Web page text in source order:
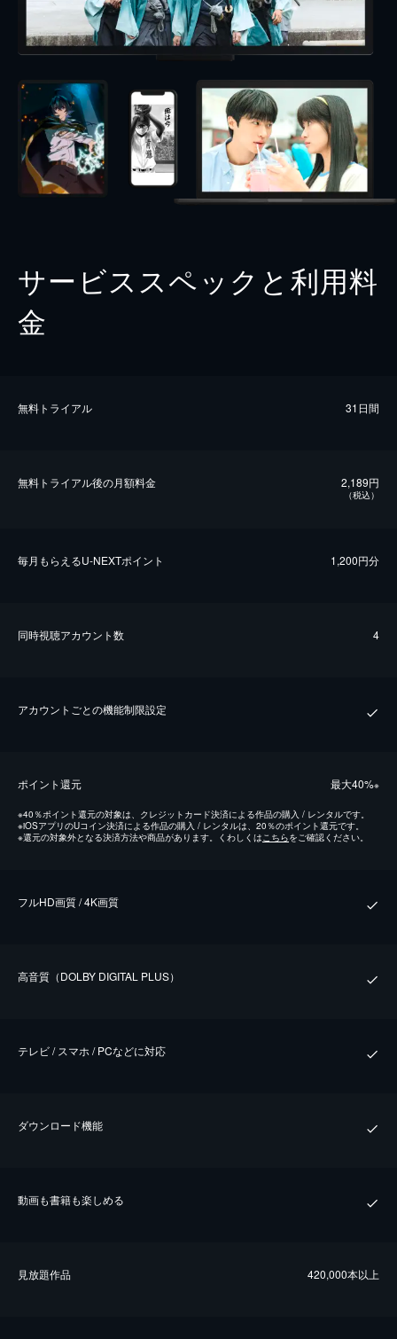
サービススペックと利用料
金
無料トライアル 31日間
無料トライアル後の⽉額料金 2,189円
（税込）
毎⽉もらえるU-NEXTポイント 1,200円分
同時視聴アカウント数 4
アカウントごとの機能制限設定
ポイント還元 最⼤40%※
※40％ポイント還元の対象は、クレジットカード決済による作品の購入 / レンタルです。
※iOSアプリのUコイン決済による作品の購入 / レンタルは、20％のポイント還元です。
※還元の対象外となる決済方法や商品があります。くわしくはこちらをご確認ください。
フルHD画質 / 4K画質
⾼⾳質（DOLBY DIGITAL PLUS）
テレビ / スマホ / PCなどに対応
ダウンロード機能
動画も書籍も楽しめる
⾒放題作品 420,000本以上